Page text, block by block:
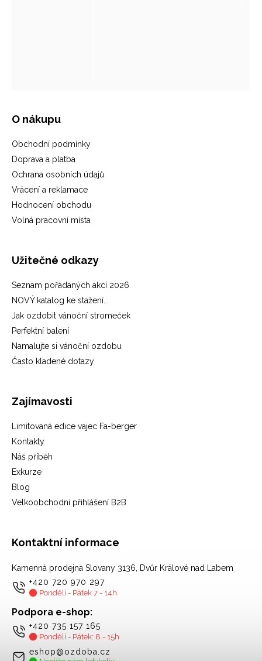
O nákupu
Obchodní podmínky
Doprava a platba
Ochrana osobních údajů
Vrácení a reklamace
Hodnocení obchodu
Volná pracovní místa
Užitečné odkazy
Seznam pořádaných akcí 2026
NOVÝ katalog ke stažení...
Jak ozdobit vánoční stromeček
Perfektní balení
Namalujte si vánoční ozdobu
Často kladené dotazy
Zajímavosti
Limitovaná edice vajec Fa-berger
Kontakty
Náš příběh
Exkurze
Blog
Velkoobchodní přihlášení B2B
Kontaktní informace
Kamenná prodejna Slovany 3136, Dvůr Králové nad Labem
+420 720 970 297
Pondělí - Pátek 7 - 14h
Podpora e-shop:
+420 735 157 165
Pondělí - Pátek: 8 - 15h
eshop@ozdoba.cz